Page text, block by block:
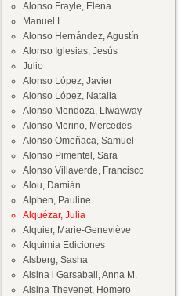
Alonso Frayle, Elena
Manuel L.
Alonso Hernández, Agustín
Alonso Iglesias, Jesús
Julio
Alonso López, Javier
Alonso López, Natalia
Alonso Mendoza, Liwayway
Alonso Merino, Mercedes
Alonso Omeñaca, Samuel
Alonso Pimentel, Sara
Alonso Villaverde, Francisco
Alou, Damián
Alphen, Pauline
Alquézar, Julia
Alquier, Marie-Geneviève
Alquimia Ediciones
Alsberg, Sasha
Alsina i Garsaball, Anna M.
Alsina Thevenet, Homero